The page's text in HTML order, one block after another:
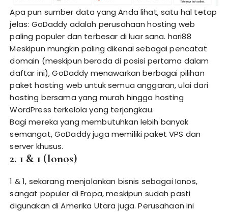
Apa pun sumber data yang Anda lihat, satu hal tetap
jelas: GoDaddy adalah perusahaan hosting web
paling populer dan terbesar di luar sana. hari88
Meskipun mungkin paling dikenal sebagai pencatat
domain (meskipun berada di posisi pertama dalam
daftar ini), GoDaddy menawarkan berbagai pilihan
paket hosting web untuk semua anggaran, ulai dari
hosting bersama yang murah hingga hosting
WordPress terkelola yang terjangkau.
Bagi mereka yang membutuhkan lebih banyak
semangat, GoDaddy juga memiliki paket VPS dan
server khusus.
2. 1 & 1 (Ionos)
1 & 1, sekarang menjalankan bisnis sebagai Ionos,
sangat populer di Eropa, meskipun sudah pasti
digunakan di Amerika Utara juga. Perusahaan ini